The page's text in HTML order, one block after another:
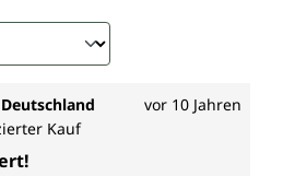
vor 10 Jahren
von 5 von 5 Sternen
Kauf